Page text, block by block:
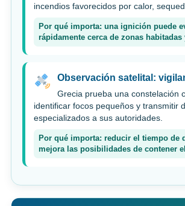
incendios favorecidos por calor,
Por qué importa: una ignición puede
rápidamente cerca de zonas habitadas
Observación satelital:
Grecia prueba una constelación
identificar focos pequeños y transmitir
especializados a sus autoridades.
Por qué importa: reducir el tiempo de
mejora las posibilidades de contener